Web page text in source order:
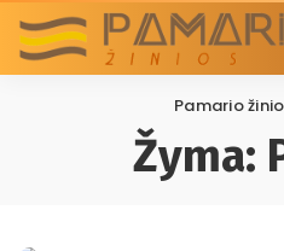
Pamario
Žyma: